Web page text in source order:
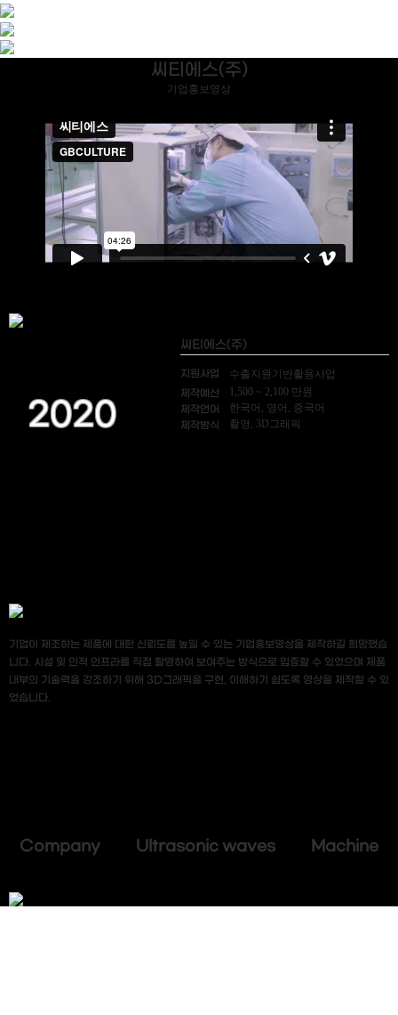
씨티에스(주)
기업홍보영상
2020
씨티에스(주)
지원사업 수출지원기반활용사업
제작예산 1,500 ~ 2,100 만원
제작언어 한국어, 영어, 중국어
제작방식 촬영, 3D그래픽
기업이 제조하는 제품에 대한 신뢰도를 높일 수 있는 기업홍보영상을 제작하길 희망했습
니다. 시설 및 인적 인프라를 직접 촬영하여 보여주는 방식으로 입증할 수 있었으며 제품
내부의 기술력을 강조하기 위해 3D그래픽을 구현, 이해하기 쉽도록 영상을 제작할 수 있
었습니다.
Company Ultrasonic waves Machine